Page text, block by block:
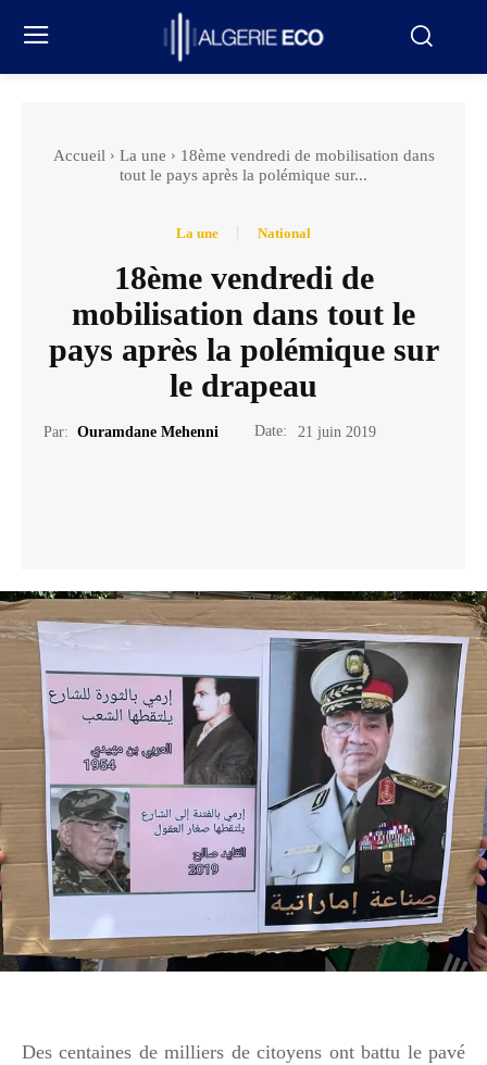
Accueil La une
18ème vendredi de mobilisation dans
tout le pays après la polémique sur...
La une National
18ème vendredi de
mobilisation dans tout le
pays après la polémique sur
le drapeau
Par: Ouramdane Mehenni Date: 21 juin 2019
Des centaines de milliers de citoyens ont battu le pavé